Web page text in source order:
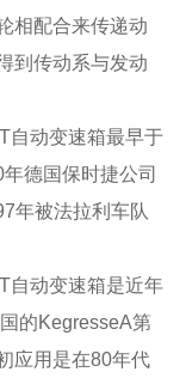
相配合来传递动
到传动系与发动
自动变速箱最早于
德国保时捷公司
年被法拉利车队
自动变速箱是近年
的KegresseA第
应用是在80年代